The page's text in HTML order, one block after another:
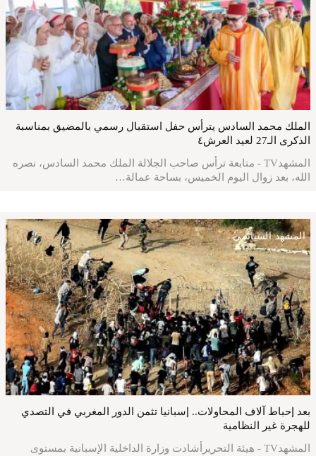
الملك محمد السادس يترأس حفل استقبال رسمي بالمضيق بمناسبة
الذكرى الـ27 لعيد العرش٤
المشهدTV - متابعة ترأس صاحب الجلالة الملك محمد السادس، نصره
الله، بعد زوال اليوم الخميس، بساحة عمالة…
المشهد السياسي
بعد إحباط آلاف المحاولات.. إسبانيا تثمن الدور المغربي في التصدي
للهجرة غير النظامية
المشهدTV - هيئة التحريرأشادت وزارة الداخلية الإسبانية بمستوى